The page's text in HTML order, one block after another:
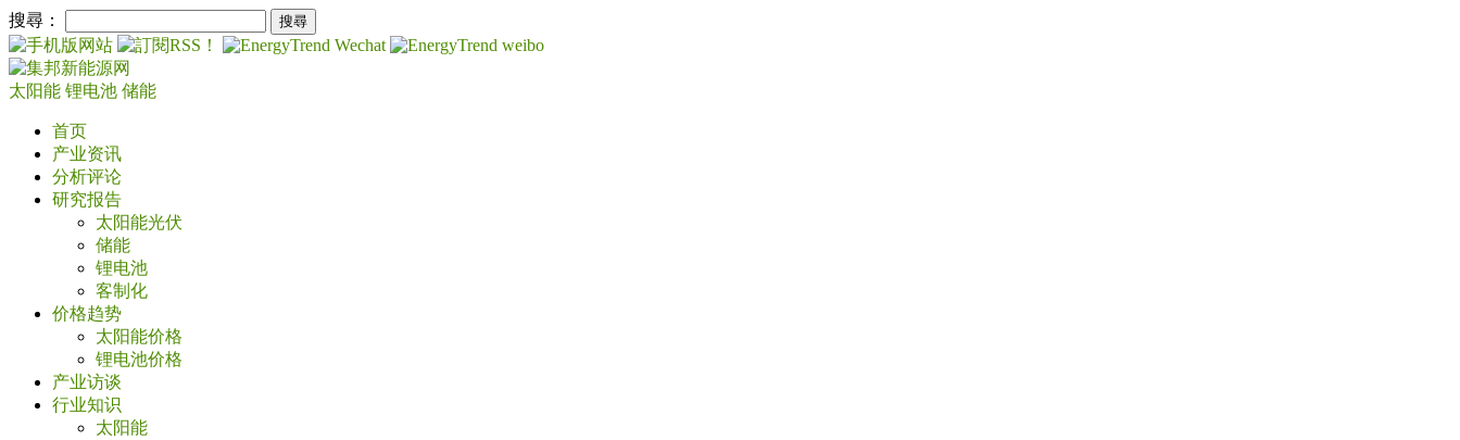
搜尋：
太阳能 锂电池 储能
首页
产业资讯
分析评论
研究报告
太阳能光伏
储能
锂电池
客制化
价格趋势
太阳能价格
锂电池价格
产业访谈
行业知识
太阳能